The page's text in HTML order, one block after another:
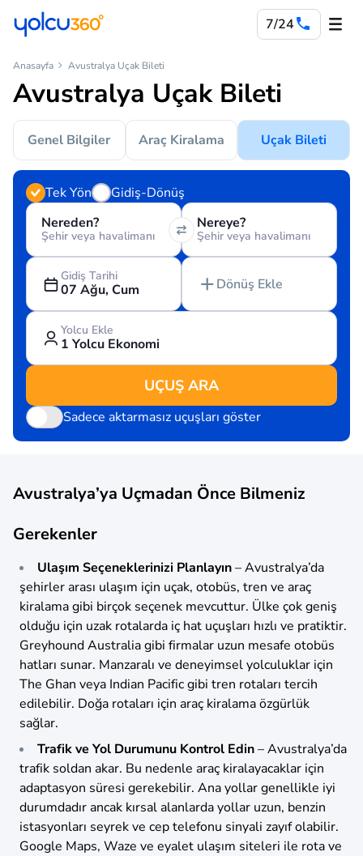
7/24
Anasayfa Avustralya Uçak Bileti
Avustralya Uçak Bileti
Genel Bilgiler Araç Kiralama Uçak Bileti
Tek Yön
Gidiş-Dönüş
Nereden?
Şehir veya havalimanı
Nereye?
Şehir veya havalimanı
Gidiş Tarihi
07 Ağu, Cum Dönüş Ekle
Yolcu Ekle
1 Yolcu Ekonomi
UÇUŞ ARA
Sadece aktarmasız uçuşları göster
Avustralya’ya Uçmadan Önce Bilmeniz
Gerekenler
Ulaşım Seçeneklerinizi Planlayın– Avustralya’da
şehirler arası ulaşım için uçak, otobüs, tren ve araç
kiralama gibi birçok seçenek mevcuttur. Ülke çok geniş
olduğu için uzak rotalarda iç hat uçuşları hızlı ve pratiktir.
Greyhound Australia gibi firmalar uzun mesafe otobüs
hatları sunar. Manzaralı ve deneyimsel yolculuklar için
The Ghan veya Indian Pacific gibi tren rotaları tercih
edilebilir. Doğa rotaları için araç kiralama özgürlük
sağlar.
Trafik ve Yol Durumunu Kontrol Edin– Avustralya’da
trafik soldan akar. Bu nedenle araç kiralayacaklar için
adaptasyon süresi gerekebilir. Ana yollar genellikle iyi
durumdadır ancak kırsal alanlarda yollar uzun, benzin
istasyonları seyrek ve cep telefonu sinyali zayıf olabilir.
Google Maps, Waze ve eyalet ulaşım siteleri ile rota ve